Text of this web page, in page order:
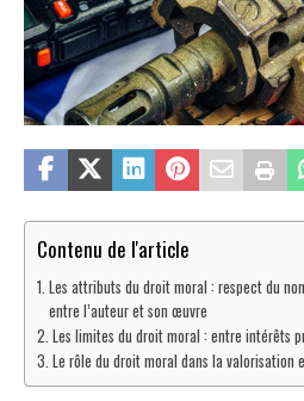
Contenu de l'article
Les attributs du droit moral : respect du
entre l’auteur et son œuvre
Les limites du droit moral : entre intérêts
Le rôle du droit moral dans la valorisation